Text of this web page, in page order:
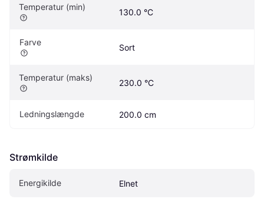
Temperatur (min)
130.0 °C
Farve
Sort
Temperatur (maks)
230.0 °C
Ledningslængde 200.0 cm
Strømkilde
Energikilde Elnet